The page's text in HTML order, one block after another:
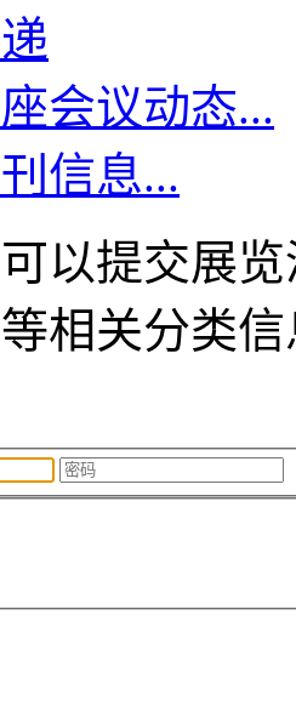
会议动态...
信息...
以提交展
相关分类